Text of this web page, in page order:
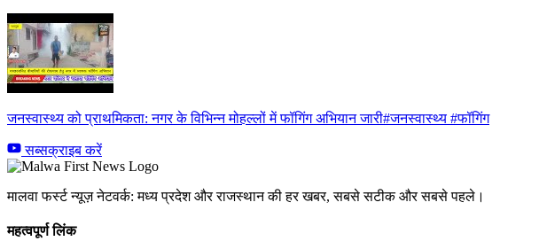
जनस्वास्थ्य को प्राथमिकता: नगर के विभिन्न मोहल्लों में फॉगिंग अभियान जारी#जनस्वास्थ्य #फॉगिंग
सब्सक्राइब करें
मालवा फर्स्ट न्यूज़ नेटवर्क: मध्य प्रदेश और राजस्थान की हर खबर, सबसे सटीक और सबसे पहले।
महत्वपूर्ण लिंक